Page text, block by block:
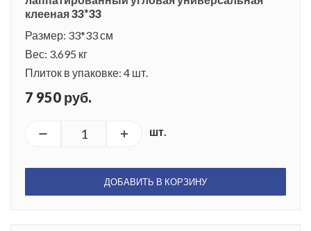
клееная 33*33
Размер: 33*33 см
Вес: 3.695 кг
Плиток в упаковке: 4 шт.
7 950 руб.
шт.
ДОБАВИТЬ В КОРЗИНУ